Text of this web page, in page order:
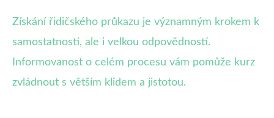
Získání řidičského průkazu je významným krokem k
samostatnosti, ale i velkou odpovědností.
Informovanost o celém procesu vám pomůže kurz
zvládnout s větším klidem a jistotou.